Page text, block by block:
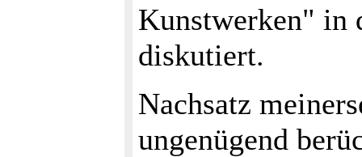
Kunstwerken" in
diskutiert.
Nachsatz
ungenügend